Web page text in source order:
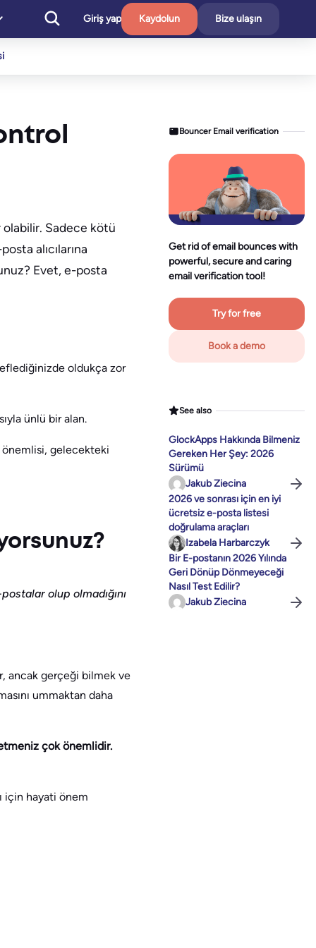
Giriş yap Kaydolun Bize ulaşın
olabilir. Sadece kötü
alıcılarına
Evet, e-posta
oldukça zor
ünlü bir alan.
önemlisi, gelecekteki
olup olmadığını
ancak gerçeği bilmek ve
ummaktan daha
çok önemlidir.
için hayati önem
Bouncer Email verification
Get rid of email bounces with
powerful, secure and caring
email verification tool!
Try for free
Book a demo
See also
GlockApps Hakkında Bilmeniz
Gereken Her Şey: 2026
Sürümü
Jakub Ziecina
2026 ve sonrası için en iyi
ücretsiz e-posta listesi
doğrulama araçları
Izabela Harbarczyk
Bir E-postanın 2026 Yılında
Geri Dönüp Dönmeyeceği
Nasıl Test Edilir?
Jakub Ziecina